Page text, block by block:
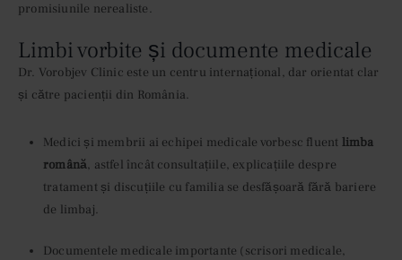
promisiunile nerealiste.
Limbi vorbite și documente medicale
Dr. Vorobjev Clinic este un centru internațional, dar orientat clar
și către pacienții din România.
Medici și membrii ai echipei medicale vorbesc fluent limba
română, astfel încât consultațiile, explicațiile despre
tratament și discuțiile cu familia se desfășoară fără bariere
de limbaj.
Documentele medicale importante (scrisori medicale,